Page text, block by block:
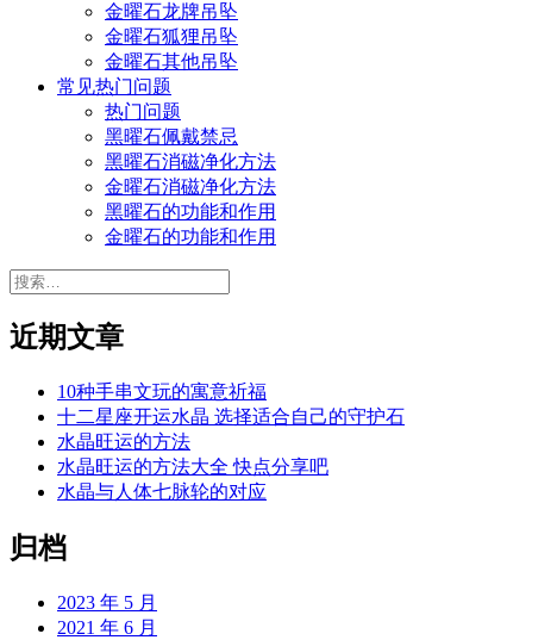
金曜石龙牌吊坠
金曜石狐狸吊坠
金曜石其他吊坠
常见热门问题
热门问题
黑曜石佩戴禁忌
黑曜石消磁净化方法
金曜石消磁净化方法
黑曜石的功能和作用
金曜石的功能和作用
搜
近期文章
10种手串文玩的寓意祈福
十二星座开运水晶 选择适合自己的守护石
水晶旺运的方法
水晶旺运的方法大全 快点分享吧
水晶与人体七脉轮的对应
归档
2023 年 5 月
2021 年 6 月